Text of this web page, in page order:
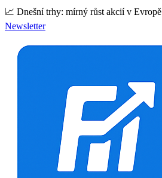
📈 Dnešní trhy: mírný růst akcií v Evropě
Newsletter